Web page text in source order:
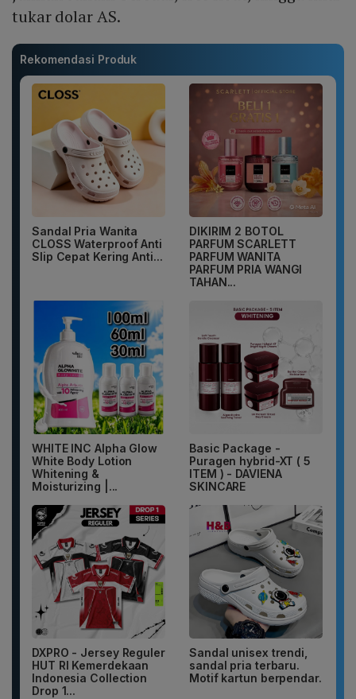
tukar dolar AS.
Rekomendasi Produk
Sandal Pria Wanita
CLOSS Waterproof Anti
Slip Cepat Kering Anti...
DIKIRIM 2 BOTOL
PARFUM SCARLETT
PARFUM WANITA
PARFUM PRIA WANGI
TAHAN...
WHITE INC Alpha Glow
White Body Lotion
Whitening &
Moisturizing |...
Basic Package -
Puragen hybrid-XT ( 5
ITEM ) - DAVIENA
SKINCARE
DXPRO - Jersey Reguler
HUT RI Kemerdekaan
Indonesia Collection
Drop 1...
Sandal unisex trendi,
sandal pria terbaru.
Motif kartun berpendar.